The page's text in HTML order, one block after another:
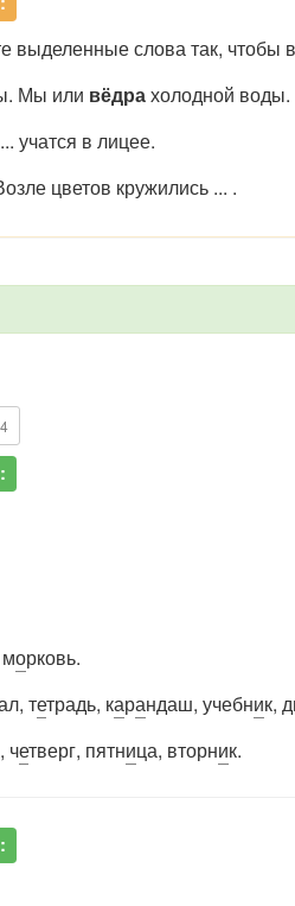
выделенные слова так, чтобы
Мы или вёдрахолодной воды.
учатся в лицее.
цветов кружились ... .
орковь.
тетрадь, карандаш, учебник,
четверг, пятница, вторник.